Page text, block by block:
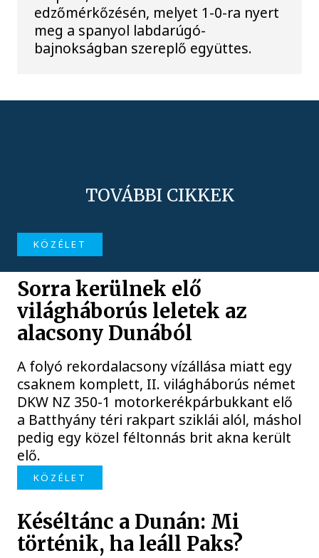
edzőmérkőzésén, melyet 1-0-ra nyert
meg a spanyol labdarúgó-
bajnokságban szereplő együttes.
TOVÁBBI CIKKEK
KÖZÉLET
Sorra kerülnek elő
világháborús leletek az
alacsony Dunából
A folyó rekordalacsony vízállása miatt egy
csaknem komplett, II. világháborús német
DKW NZ 350-1 motorkerékpárbukkant elő
a Batthyány téri rakpart sziklái alól, máshol
pedig egy közel féltonnás brit akna került
elő.
KÖZÉLET
Késéltánc a Dunán: Mi
történik, ha leáll Paks?